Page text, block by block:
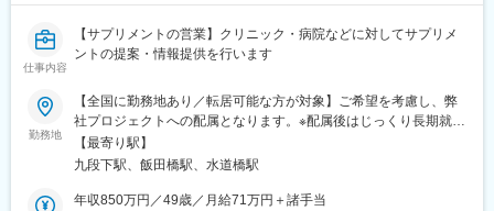
仕事内容
【サプリメントの営業】クリニック・病院などに対してサプリメ
ントの提案・情報提供を行います
勤務地
【全国に勤務地あり／転居可能な方が対象】ご希望を考慮し、弊
社プロジェクトへの配属となります。※配属後はじっくり長期就業
（目安3～4年）。頻繁に転居することはありません。※ご本人が
「働ける」と挙げたエリア内でのみ調整するため、希望外への異
引っ越しの不安を感じている方もご安心ください。転居にまつわ
【最寄り駅】
九段下駅、飯田橋駅、水道橋駅
年収850万円／49歳／月給71万円＋諸手当